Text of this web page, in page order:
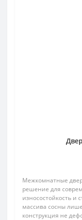
Межкомнатные
решение для
износостойкость и
массива сосны
конструкция не